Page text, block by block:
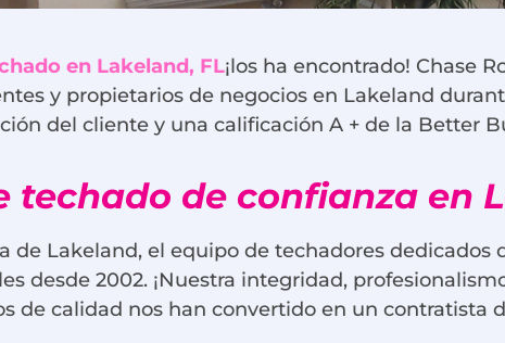
en Lakeland, FL¡los ha encontrado! Chase
y propietarios de negocios en Lakeland
del cliente y una calificación A + de la Better
techado de confianza en
de Lakeland, el equipo de techadores dedicados
desde 2002. ¡Nuestra integridad,
de calidad nos han convertido en un contratista